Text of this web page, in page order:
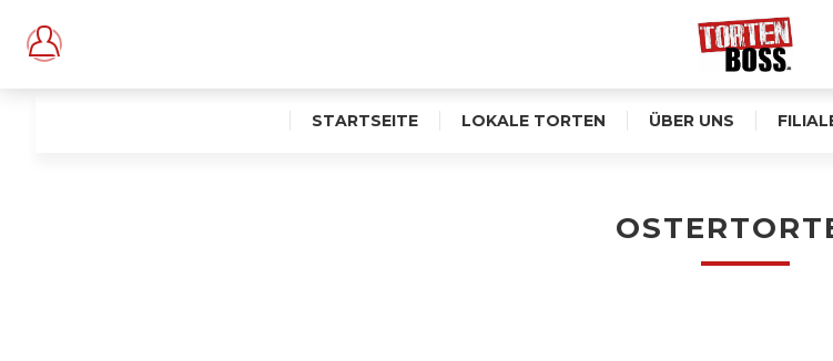
STARTSEITE LOKALE TORTEN ÜBER UNS